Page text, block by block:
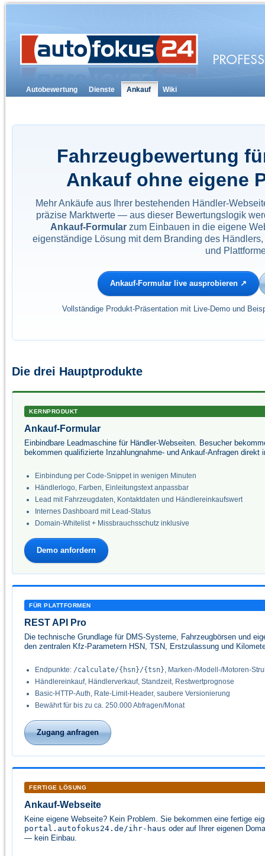
Autobewertung Dienste Ankauf Wiki
Fahrzeugbewertung
Ankauf ohne eigene
Mehr Ankäufe aus Ihrer bestehenden Händler-
präzise Marktwerte — aus dieser Bewertungslogik
Ankauf-Formular zum Einbauen in die eigene
eigenständige Lösung mit dem Branding des
und
Ankauf-Formular live ausprobieren ↗
Vollständige Produkt-Präsentation mit Live-Demo und
Die drei Hauptprodukte
KERNPRODUKT
Ankauf-Formular
Einbindbare Leadmaschine für Händler-Webseiten. Besucher
bekommen qualifizierte Inzahlungnahme- und Ankauf-Anfragen
Einbindung per Code-Snippet in wenigen Minuten
Händlerlogo, Farben, Einleitungstext anpassbar
Lead mit Fahrzeugdaten, Kontaktdaten und Händlereinkaufswert
Internes Dashboard mit Lead-Status
Domain-Whitelist + Missbrauchsschutz inklusive
Demo anfordern
FÜR PLATTFORMEN
REST API Pro
Die technische Grundlage für DMS-Systeme, Fahrzeugbörsen und
den zentralen Kfz-Parametern HSN, TSN, Erstzulassung und
Endpunkte: /calculate/{hsn}/{tsn}, Marken-/Modell-/Motoren-
Händlereinkauf, Händlerverkauf, Standzeit, Restwertprognose
Basic-HTTP-Auth, Rate-Limit-Header, saubere Versionierung
Bewährt für bis zu ca. 250.000 Abfragen/Monat
Zugang anfragen
FERTIGE LÖSUNG
Ankauf-Webseite
Keine eigene Webseite? Kein Problem. Sie bekommen eine fertige
portal.autofokus24.de/ihr-haus oder auf Ihrer eigenen
— kein Einbau.